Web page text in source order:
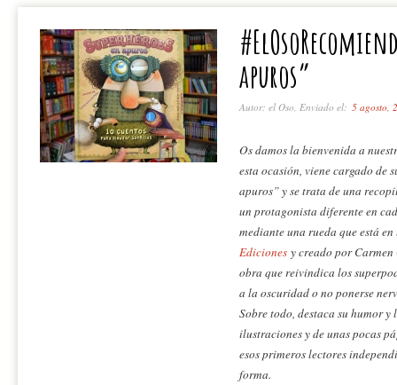
apuros”
Autor: el Oso, Enviado el: 5 agosto,
Os damos la bienvenida a
esta ocasión, viene cargado de
apuros” y se trata de una
un protagonista diferente en
mediante una rueda que está
Ediciones y creado por
obra que reivindica los
a la oscuridad o no ponerse
Sobre todo, destaca su humor
ilustraciones y de unas pocas
esos primeros lectores
forma.